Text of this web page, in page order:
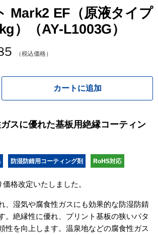
Mark2 EF（原液タイプ
）（AY-L1003G）
（税込価格）
カートに追加
スに優れた基板用絶縁コーティン
防湿防錆用コーティング剤 RoHS対応
格改定いたしました。
、湿気や腐食性ガスにも効果的な防湿防錆
。絶縁性に優れ、プリント基板の狭いパタ
性を向上します。温泉地などの腐食性ガス